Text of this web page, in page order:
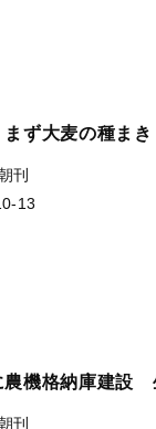
ず大麦の種まき
刊
13
農機格納庫建設
刊